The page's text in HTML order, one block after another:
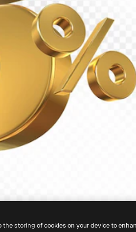
the storing of cookies on your device to